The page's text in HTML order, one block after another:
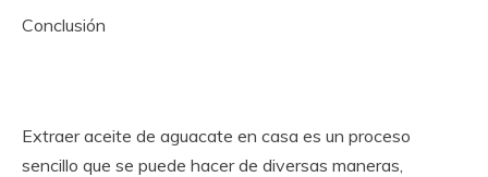
Conclusión
Extraer aceite de aguacate en casa es un proceso
sencillo que se puede hacer de diversas maneras,